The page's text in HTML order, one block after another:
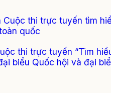
Cuộc thi trực tuyến tìm
quốc
thi trực tuyến “Tìm hiểu
biểu Quốc hội và đại